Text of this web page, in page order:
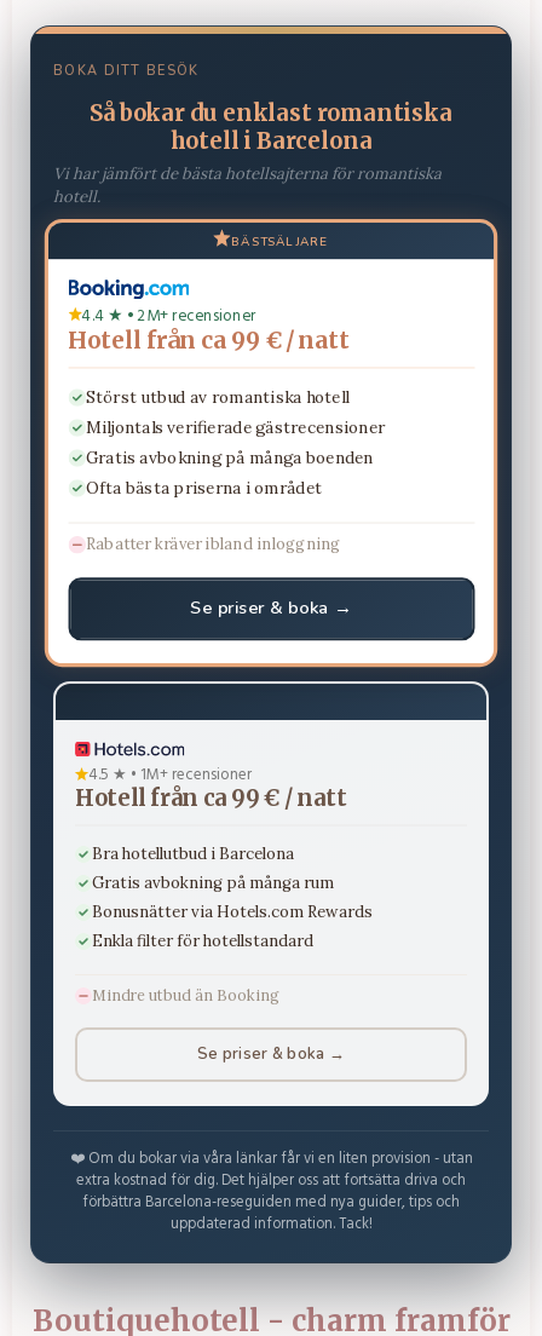
BOKA DITT BESÖK
Så bokar du enklast romantiska
hotell i Barcelona
Vi har jämfört de bästa hotellsajterna för romantiska
hotell.
BÄSTSÄLJARE
4.4 ★ • 2M+ recensioner
Hotell från ca 99 € / natt
Störst utbud av romantiska hotell
Miljontals verifierade gästrecensioner
Gratis avbokning på många boenden
Ofta bästa priserna i området
Rabatter kräver ibland inloggning
Se priser & boka →
4.5 ★ • 1M+ recensioner
Hotell från ca 99 € / natt
Bra hotellutbud i Barcelona
Gratis avbokning på många rum
Bonusnätter via Hotels.com Rewards
Enkla filter för hotellstandard
Mindre utbud än Booking
Se priser & boka →
❤️ Om du bokar via våra länkar får vi en liten provision - utan
extra kostnad för dig. Det hjälper oss att fortsätta driva och
förbättra Barcelona-reseguiden med nya guider, tips och
uppdaterad information. Tack!
Boutiquehotell - charm framför